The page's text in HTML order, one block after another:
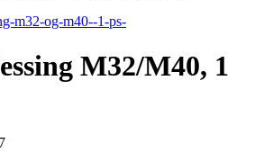
M32/M40, 1